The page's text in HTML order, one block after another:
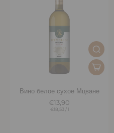
Вино белое сухое Мцване
€13,90
€18,53/ l